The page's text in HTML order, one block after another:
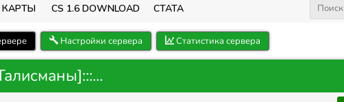
КАРТЫ CS 1.6 DOWNLOAD СТАТА
Настройки сервера Статистика сервера